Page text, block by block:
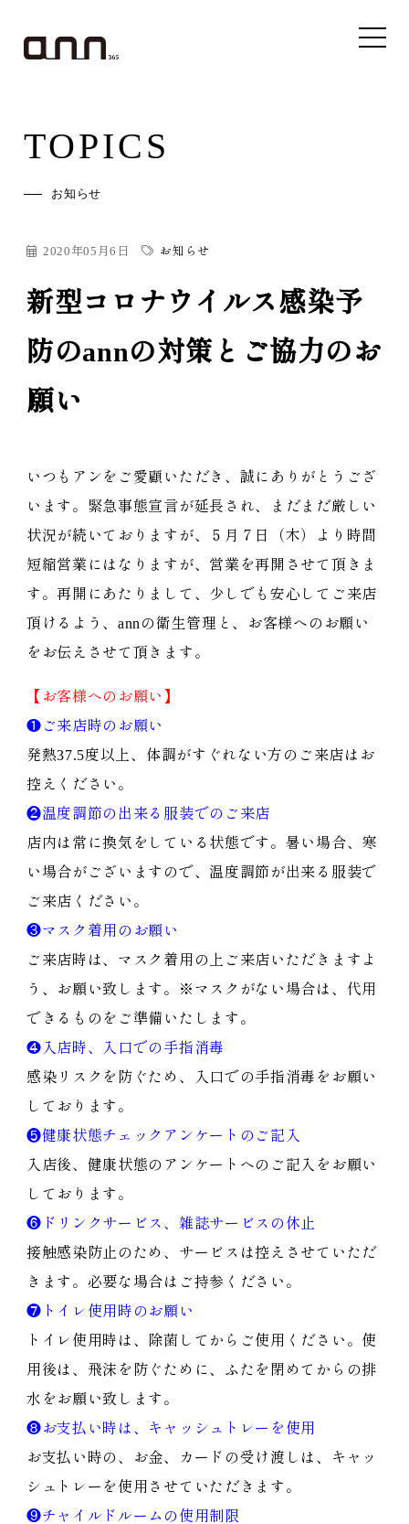
TOPICS
お知らせ
2020年05月6日 お知らせ
新型コロナウイルス感染予
防のannの対策とご協力のお
願い
いつもアンをご愛顧いただき、誠にありがとうござ
います。緊急事態宣言が延長され、まだまだ厳しい
状況が続いておりますが、５月７日（木）より時間
短縮営業にはなりますが、営業を再開させて頂きま
す。再開にあたりまして、少しでも安心してご来店
頂けるよう、annの衛生管理と、お客様へのお願い
をお伝えさせて頂きます。
【お客様へのお願い】
❶ご来店時のお願い
発熱37.5度以上、体調がすぐれない方のご来店はお
控えください。
❷温度調節の出来る服装でのご来店
店内は常に換気をしている状態です。暑い場合、寒
い場合がございますので、温度調節が出来る服装で
ご来店ください。
❸マスク着用のお願い
ご来店時は、マスク着用の上ご来店いただきますよ
う、お願い致します。※マスクがない場合は、代用
できるものをご準備いたします。
❹入店時、入口での手指消毒
感染リスクを防ぐため、入口での手指消毒をお願い
しております。
❺健康状態チェックアンケートのご記入
入店後、健康状態のアンケートへのご記入をお願い
しております。
❻ドリンクサービス、雑誌サービスの休止
接触感染防止のため、サービスは控えさせていただ
きます。必要な場合はご持参ください。
❼トイレ使用時のお願い
トイレ使用時は、除菌してからご使用ください。使
用後は、飛沫を防ぐために、ふたを閉めてからの排
水をお願い致します。
❽お支払い時は、キャッシュトレーを使用
お支払い時の、お金、カードの受け渡しは、キャッ
シュトレーを使用させていただきます。
❾チャイルドルームの使用制限